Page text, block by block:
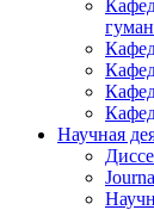
Научная